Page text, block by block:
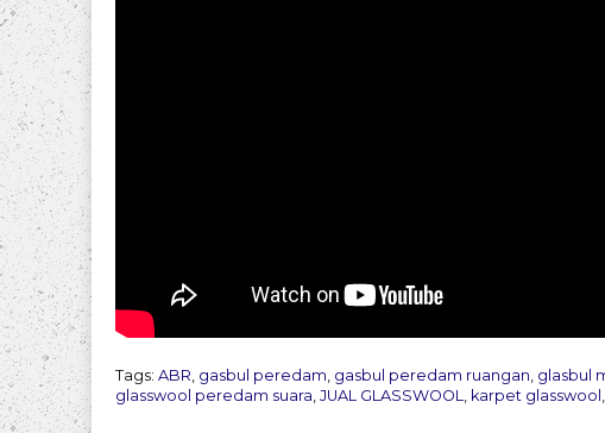
Tags: ABR, gasbul peredam, gasbul peredam ruangan, glasbul
glasswool peredam suara, JUAL GLASSWOOL, karpet glasswool ,